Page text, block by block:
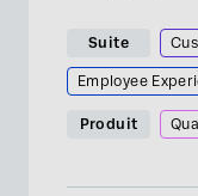
Suite
Employee
Produit